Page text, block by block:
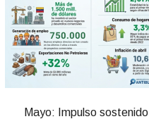
Mayo: Impulso sostenido